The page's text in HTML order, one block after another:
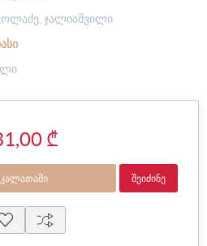
ჯალიაშვილი
₾
ᲙᲐᲚᲐᲗᲐᲨᲘ ᲨᲔᲘᲫᲘᲜᲔ